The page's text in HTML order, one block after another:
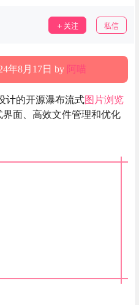
关注 私信
年8月17日 by 阿喵
计的开源瀑布流式图片浏览
界面、高效文件管理和优化